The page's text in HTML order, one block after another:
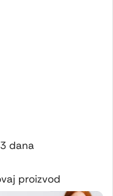
dana
proizvod